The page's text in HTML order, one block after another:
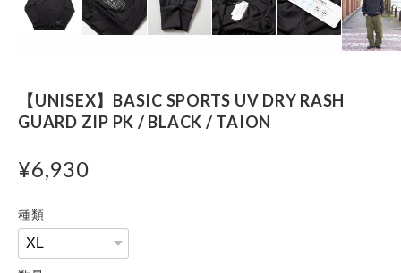
【UNISEX】BASIC SPORTS UV DRY RASH
GUARD ZIP PK / BLACK / TAION
¥6,930
種類